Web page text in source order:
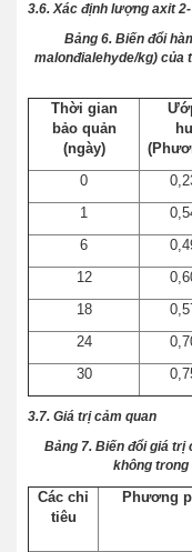
3.6. Xác định lượng axit
Bảng 6. Biến đổi
malonđialehyde/kg) của
Thời gian
bảo quản
(ngày)
0
1
6
12
18
24
30
3.7. Giá trị cảm quan
Bảng 7. Biến đổi giá trị
không trong
Các chỉ
tiêu
Phương